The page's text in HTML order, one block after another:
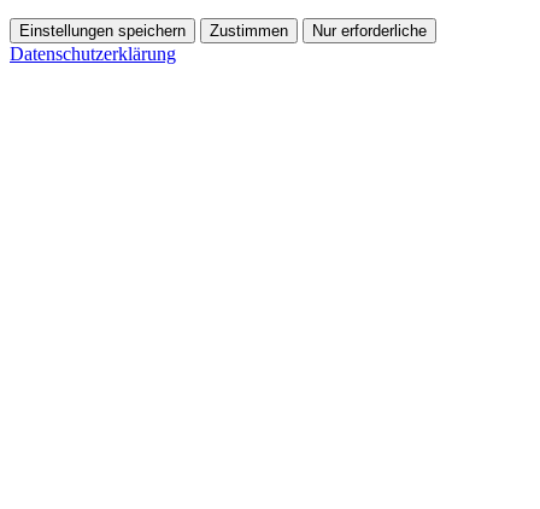
Einstellungen speichern Zustimmen Nur erforderliche
Datenschutzerklärung